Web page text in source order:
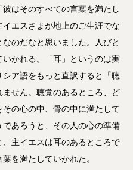
はそのすべての言葉を満たし
エスさまが地上のご生涯でな
のだなと思いました。人びと
かれる。「耳」というのは実
ア語をもっと直訳すると「聴
せん。聴覚のあるところ、ど
の心の中、骨の中に満たして
あろうと、その人の心の準備
主イエスは耳のあるところで
を満たしていかれた。